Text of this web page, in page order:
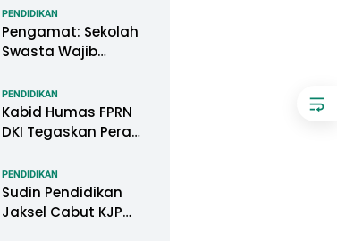
Mariana: Jangan
Abaikan Psikologis
Anak di Tengah
PENDIDIKAN
Pengamat: Sekolah
Swasta Wajib
Pemkot Pontianak
PENDIDIKAN
Kabid Humas FPRN
DKI Tegaskan Peran
Pendidikan Tangani
Kasus
Perundungan
PENDIDIKAN
Sudin Pendidikan
Jaksel Cabut KJP